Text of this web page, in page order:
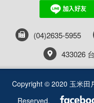
哨 求生用具 急救
指北針
快乾毛巾
扣具
帽子(04)2635-5955
433026
Copyright © 2020 玉米田
Reserved.